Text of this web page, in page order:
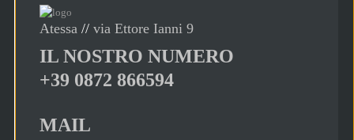
Atessa // via Ettore Ianni 9
IL NOSTRO NUMERO
+39 0872 866594
MAIL